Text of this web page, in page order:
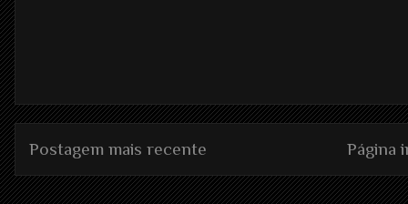
Postagem mais recente Página